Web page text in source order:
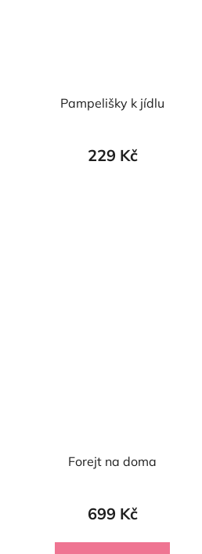
Pampelišky k jídlu
229 Kč
Forejt na doma
699 Kč